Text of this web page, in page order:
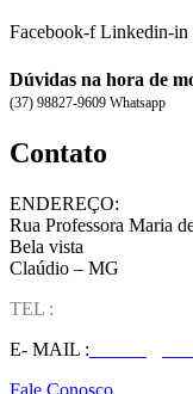
Facebook-f Linkedin-in
Dúvidas na hora de
(37) 98827-9609 Whatsapp
Contato
ENDEREÇO:
Rua Professora Maria
Bela vista
Claúdio – MG
TEL :
E- MAIL :
Fale Conosco